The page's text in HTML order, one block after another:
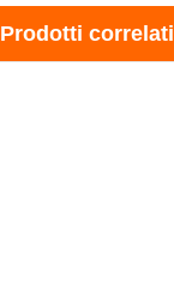
Prodotti correlati